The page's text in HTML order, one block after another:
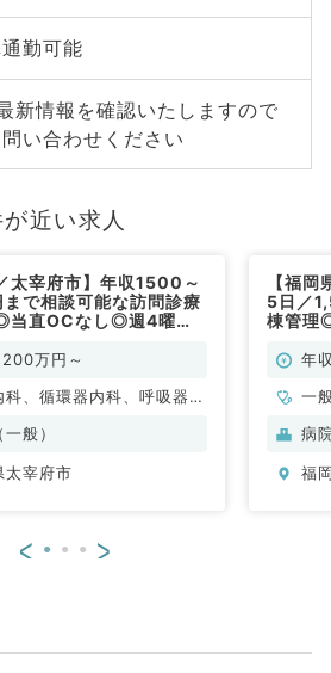
勤可能
新情報を確認いたしますので
い合わせください
近い求人
太宰府市】年収1500～
で相談可能な訪問診療
当直OCなし◎週4曜日
万円～
科、循環器内科、呼吸器内
化器内科、内分泌・代謝内
般）
太宰府市
【福
5日／
棟管理
年
一
病
福
< >